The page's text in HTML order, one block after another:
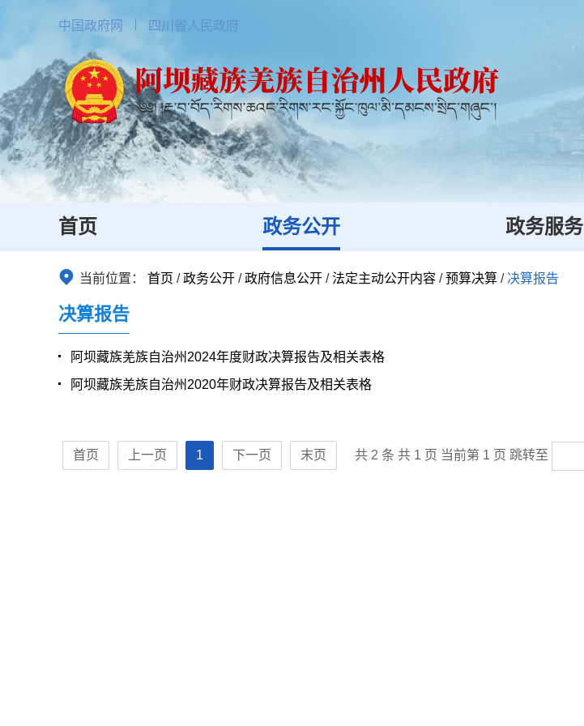
中国政府网 四川省人民政府
首页 政务公开 政务服务
当前位置： 首页 /政务公开 /政府信息公开 /法定主动公开内容 /预算决算 / 决算报告
决算报告
阿坝藏族羌族自治州2024年度财政决算报告及相关表格
阿坝藏族羌族自治州2020年财政决算报告及相关表格
首页 上一页 1 下一页 末页 共 2 条 共 1 页 当前第 1 页 跳转至